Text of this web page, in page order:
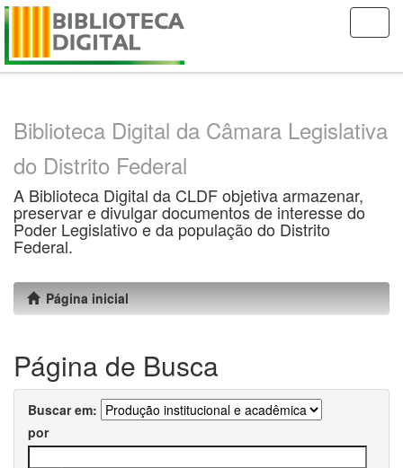
Skip
Biblioteca Digital da Câmara Legislativa
do Distrito Federal
A Biblioteca Digital da CLDF objetiva armazenar,
preservar e divulgar documentos de interesse do
Poder Legislativo e da população do Distrito
Federal.
Página inicial
Página de Busca
Buscar em:
por